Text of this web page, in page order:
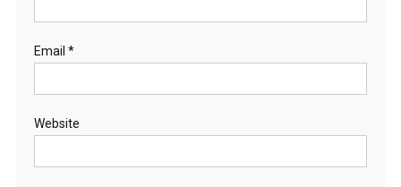
Email *
Website